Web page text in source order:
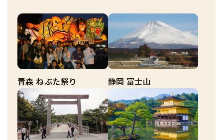
青森 ねぶた祭り 静岡 富士山